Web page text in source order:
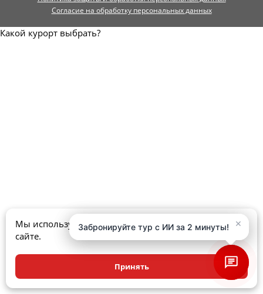
Согласие на обработку персональных данных
Мы используем куки, чтобы улучшить ваш опыт на
сайте.
Принять
×
Забронируйте тур с ИИ за 2 минуты! ×
Забронируйте тур с ИИ за 2 минуты!
Какой курорт выбрать?